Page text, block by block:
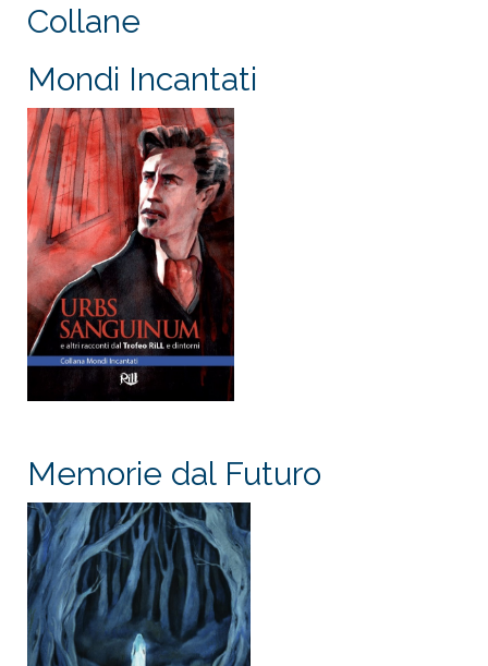
Collane
Mondi Incantati
Memorie dal Futuro